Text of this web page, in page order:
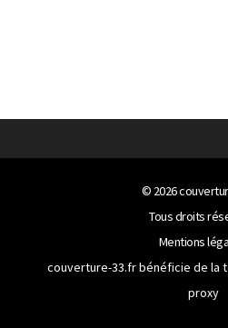
© 2026
Tous droits
Mentions
couverture-33.fr bénéficie de la
proxy